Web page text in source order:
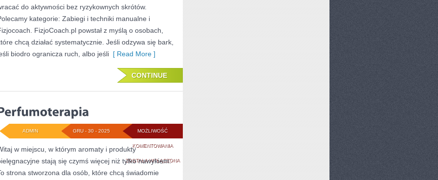
do aktywności bez ryzykownych skrótów.
kategorie: Zabiegi i techniki manualne i
FizjoCoach.pl powstał z myślą o osobach,
chcą działać systematycznie. Jeśli odzywa się bark,
biodro ogranicza ruch, albo jeśli [ Read More ]
CONTINUE
MOŻLIWOŚĆ
KOMENTOWANIAPERFUMOTERAPIA
ZOSTAŁA WYŁĄCZONA
GRU - 30 - 2025
ADMIN
w miejscu, w którym aromaty i produkty
stają się czymś więcej niż tylko nawykiem.
strona stworzona dla osób, które chcą świadomie